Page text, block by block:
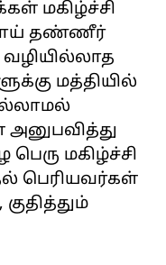
மகிழ்ச்சி
தண்ணீர்
வழியில்லாத
மத்தியில்
மகிழ்ச்சி
பெரியவர்கள்